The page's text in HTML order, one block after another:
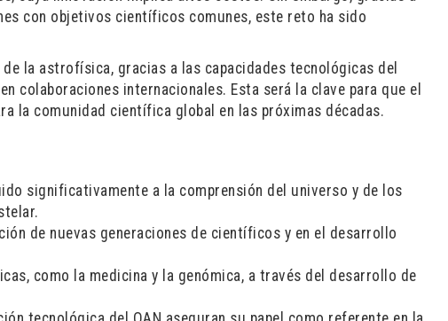
con objetivos científicos comunes, este reto ha sido
la astrofísica, gracias a las capacidades tecnológicas del
colaboraciones internacionales. Esta será la clave para que el
la comunidad científica global en las próximas décadas.
significativamente a la comprensión del universo y de los
de nuevas generaciones de científicos y en el desarrollo
como la medicina y la genómica, a través del desarrollo de